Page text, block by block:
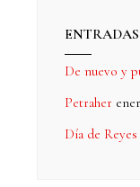
De nuevo y
Petraher
Día de Reyes